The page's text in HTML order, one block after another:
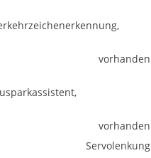
vorhanden
vorhanden
Servolenkung